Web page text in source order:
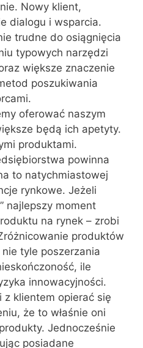
Nowy klient,
dialogu i wsparcia.
trudne do osiągnięcia
typowych narzędzi
większe znaczenie
poszukiwania
oferować naszym
będą ich apetyty.
produktami.
powinna
to natychmiastowej
rynkowe. Jeżeli
najlepszy moment
na rynek – zrobi
produktów
tyle poszerzania
ile
innowacyjności.
z klientem opierać się
że to właśnie oni
Jednocześnie
posiadane